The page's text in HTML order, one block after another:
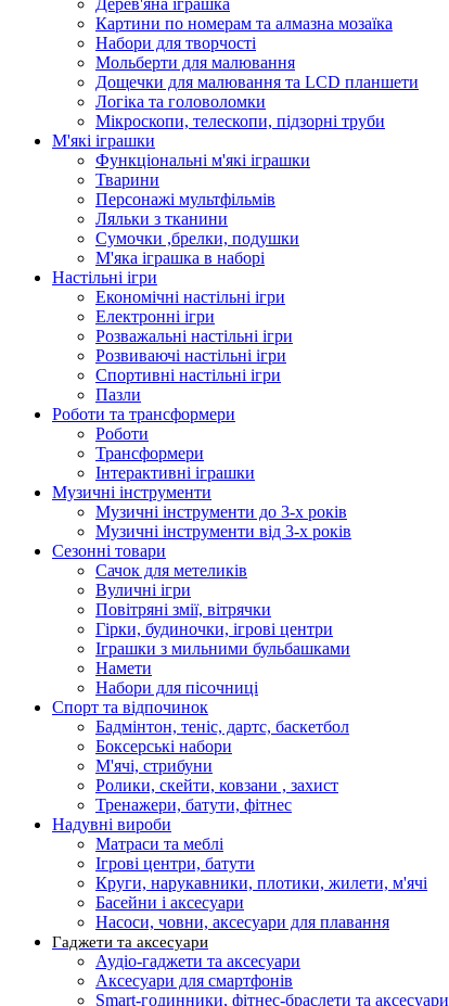
Дерев'яна іграшка
Картини по номерам та алмазна мозаїка
Набори для творчості
Мольберти для малювання
Дощечки для малювання та LCD планшети
Логіка та головоломки
Мікроскопи, телескопи, підзорні труби
М'які іграшки
Функціональні м'які іграшки
Тварини
Персонажі мультфільмів
Ляльки з тканини
Сумочки ,брелки, подушки
М'яка іграшка в наборі
Настільні ігри
Економічні настільні ігри
Електронні ігри
Розважальні настільні ігри
Розвиваючі настільні ігри
Спортивні настільні ігри
Пазли
Роботи та трансформери
Роботи
Трансформери
Інтерактивні іграшки
Музичні інструменти
Музичні інструменти до 3-х років
Музичні інструменти від 3-х років
Сезонні товари
Сачок для метеликів
Вуличні ігри
Повітряні змії, вітрячки
Гірки, будиночки, ігрові центри
Іграшки з мильними бульбашками
Намети
Набори для пісочниці
Спорт та відпочинок
Бадмінтон, теніс, дартс, баскетбол
Боксерські набори
М'ячі, стрибуни
Ролики, скейти, ковзани , захист
Тренажери, батути, фітнес
Надувні вироби
Матраси та меблі
Ігрові центри, батути
Круги, нарукавники, плотики, жилети, м'ячі
Басейни і аксесуари
Насоси, човни, аксесуари для плавання
Гаджети та аксесуари
Аудіо-гаджети та аксесуари
Аксесуари для смартфонів
Smart-годинники, фітнес-браслети та аксесуари